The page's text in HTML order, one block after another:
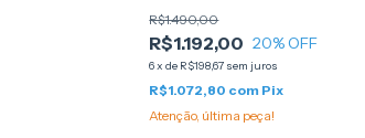
R$1.192,00
R$1.490,00
20% OFF
6xde R$198,67 sem juros
R$1.072,80 com Pix
Atenção, última peça!